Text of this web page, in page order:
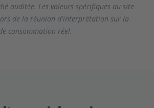
auditée. Les valeurs spécifiques au site
de la réunion d'interprétation sur la
consommation réel.